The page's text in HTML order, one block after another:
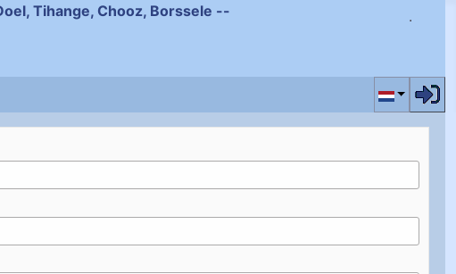
Tihange, Chooz, Borssele --
Selecteer